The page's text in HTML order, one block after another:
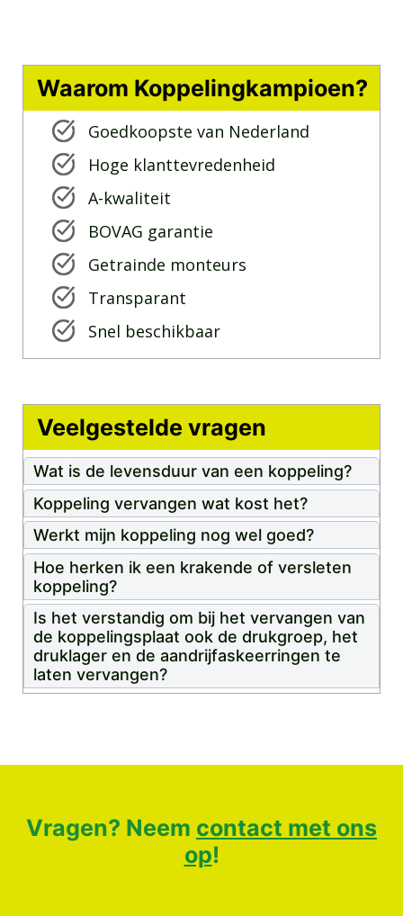
Waarom Koppelingkampioen?
Goedkoopste van Nederland
Hoge klanttevredenheid
A-kwaliteit
BOVAG garantie
Getrainde monteurs
Transparant
Snel beschikbaar
Veelgestelde vragen
Wat is de levensduur van een koppeling?
Koppeling vervangen wat kost het?
Werkt mijn koppeling nog wel goed?
Hoe herken ik een krakende of versleten
koppeling?
Is het verstandig om bij het vervangen van
de koppelingsplaat ook de drukgroep, het
druklager en de aandrijfaskeerringen te
laten vervangen?
Vragen? Neem contact met ons
op!